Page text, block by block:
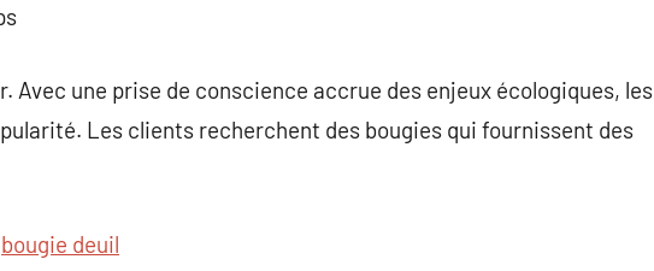
Avec une prise de conscience accrue des enjeux écologiques, les
Les clients recherchent des bougies qui fournissent des
bougie deuil